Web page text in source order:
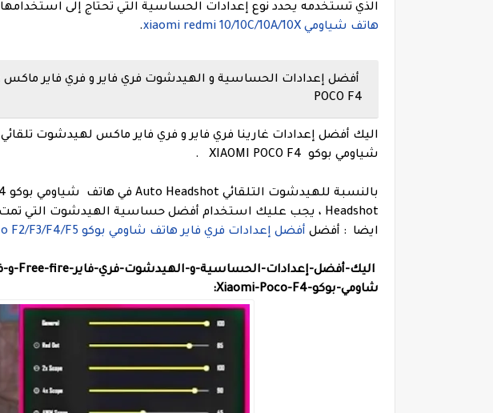
الذي تستخدمه يحدد نوع إعدادات الحساسية التي تحتاج إلى استخدامها
هاتف شياومي xiaomi redmi 10/10C/10A/10X
.
POCO F4
شياومي بوكو XIAOMI POCO F4 .
Headshot ، يجب عليك استخدام أفضل حساسية الهيدشوت التي تمت إضافتها أدناه.
ايضا
: أفضل أفضل إعدادات فري فاير هاتف شاومي بوكو XIAOMI Poco F2/F3/F4/F5
اليك-أفضل-إعدادات-الحساسية-و-الهيدشوت-فري-فاير-Free-fire-و-فري-فاير-ماكس-على-هاتف-
شاومي-بوكو-Xiaomi-Poco-F4: